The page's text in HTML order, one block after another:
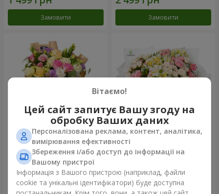
Замовити Замовити
Букет "Квіткове Selfie!"
2 116 грн
Замовити
Букет "Хрещатик"
Замовити
Вітаємо!
Цей сайт запитує Вашу згоду на
обробку Ваших даних
Персоналізована реклама, контент, аналітика,
вимірювання ефективності
Збереження і/або доступ до інформації на
Вашому пристрої
Інформація з Вашого пристрою (наприклад, файли
cookie та унікальні ідентифікатори) буде доступна